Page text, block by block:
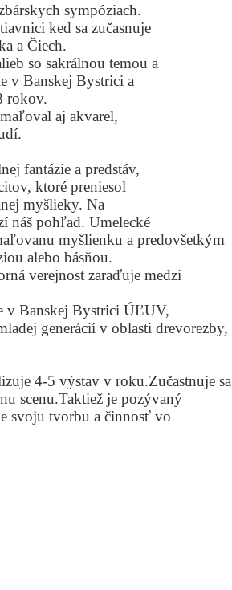
sympóziach.
ked sa zučasnuje
a Čiech.
so sakrálnou temou a
v Banskej Bystrici a
rokov.
aj akvarel,
fantázie a predstáv,
ktoré preniesol
myšlieky. Na
náš pohľad. Umelecké
myšlienku a predovšetkým
alebo básňou.
verejnost zaraďuje medzi
v Banskej Bystrici ÚĽUV,
generácií v oblasti drevorezby,
4-5 výstav v roku.Zučastnuje sa
scenu.Taktiež je pozývaný
svoju tvorbu a činnosť vo